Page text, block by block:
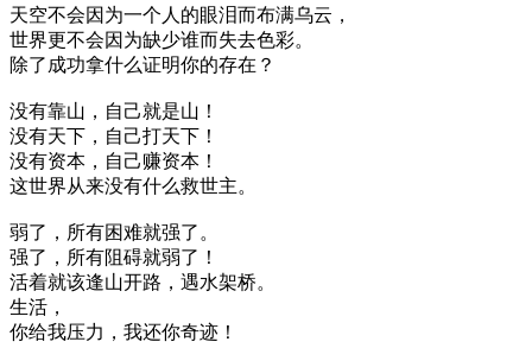
天空不会因为一个人的眼泪而布满乌云，
世界更不会因为缺少谁而失去色彩。
除了成功拿什么证明你的存在？
没有靠山，自己就是山！
没有天下，自己打天下！
没有资本，自己赚资本！
这世界从来没有什么救世主。
弱了，所有困难就强了。
强了，所有阻碍就弱了！
活着就该逢山开路，遇水架桥。
生活，
你给我压力，我还你奇迹！